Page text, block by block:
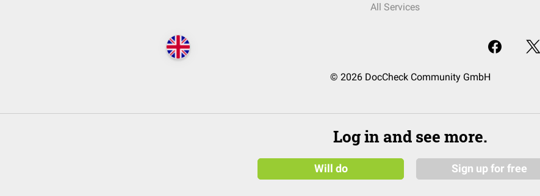
All Services
© 2026 DocCheck Community GmbH
Log in and see more.
Will do Sign up for free